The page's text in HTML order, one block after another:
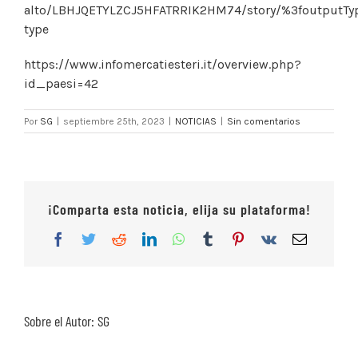
alto/LBHJQETYLZCJ5HFATRRIK2HM74/story/
type
https://www.infomercatiesteri.it/overview.php?
id_paesi=42
Por SG septiembre 25th, 2023 NOTICIAS Sin comentarios
¡Comparta esta noticia, elija su plataforma!
Facebook
TwitterRedditLinkedInWhatsApp
TumblrPinterest
Vk
Correo
Sobre el Autor: SG